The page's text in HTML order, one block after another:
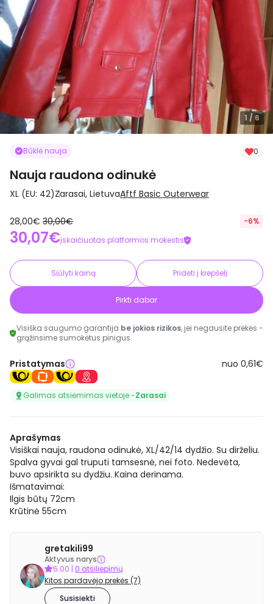
1 / 6
Būklė nauja 0
Nauja raudona odinukė
XL (EU: 42)Zarasai, LietuvaAftf Basic Outerwear
28,00€ 30,00€ -6%
30,07€įskaičiuotas platformos mokestis
Siūlyti kainą Pridėti į krepšelį
Pirkti dabar
Visiška saugumo garantija be jokios rizikos, jei negausite prekės -
grąžinsime sumokėtus pinigus.
Pristatymas nuo 0,61€
Galimas atsiėmimas vietoje -Zarasai
Aprašymas
Visiškai nauja, raudona odinukė, XL/42/14 dydžio. Su dirželiu.
Spalva gyvai gal truputi tamsesnė, nei foto. Nedevėta,
buvo apsirikta su dydžiu. Kaina derinama.
Išmatavimai:
Ilgis būtų 72cm
Krūtinė 55cm
gretakili99
Aktyvus narys
5.00 | 0 atsiliepimų
Kitos pardavėjo prekės (7)
Susisiekti